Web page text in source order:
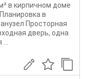
в кирпичном доме
в
Просторная
дверь, одна